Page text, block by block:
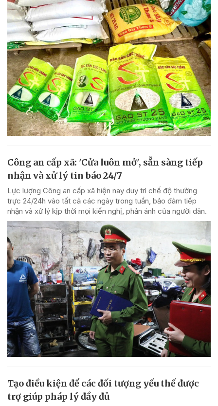
Công an cấp xã: 'Cửa luôn mở', sẵn sàng tiếp
nhận và xử lý tin báo 24/7
Lực lượng Công an cấp xã hiện nay duy trì chế độ thường
trực 24/24h vào tất cả các ngày trong tuần, bảo đảm tiếp
nhận và xử lý kịp thời mọi kiến nghị, phản ánh của người dân.
Tạo điều kiện để các đối tượng yếu thế được
trợ giúp pháp lý đầy đủ